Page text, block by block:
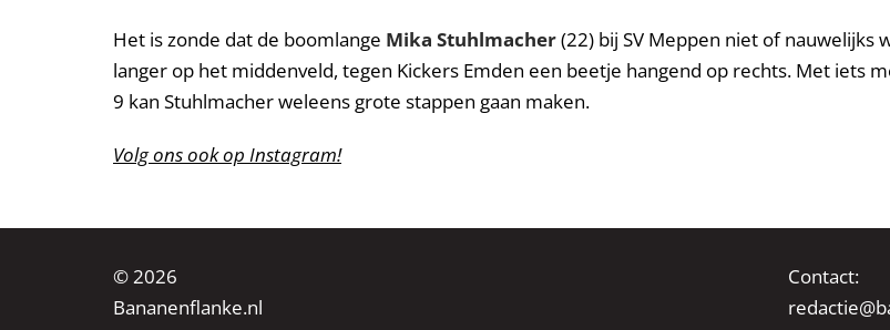
Het is zonde dat de boomlange Mika Stuhlmacher(22) bij SV Meppen niet of nauwelijks
langer op het middenveld, tegen Kickers Emden een beetje hangend op rechts. Met iets
9 kan Stuhlmacher weleens grote stappen gaan maken.
Volg ons ook op Instagram!
© 2026
Bananenflanke.nl
Contact: